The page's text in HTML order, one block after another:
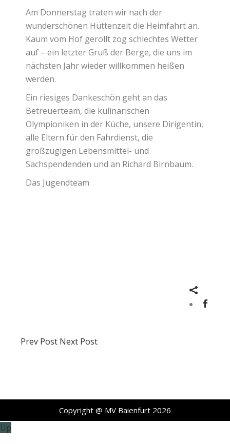
Am Donnerstag traten wir nach der
wunderschönen Hüttenzeit die Heimfahrt an.
Kaum vom Hof gerollt zog schlechtes Wetter
auf – ein letzter Gruß der Berge, die uns im
nächsten Jahr wieder willkommen heißen
werden.
Ein riesiges Dankeschön geht an das
Betreuerteam, die kulinarischen
Olympioniken in der Küche, unsere Dirigentin,
alle Eltern für den Fahrdienst, die
großzügigen Lebensmittel- und
Sachspendenden und an Richard Birnbaum.
Das Jugendteam
Prev Post Next Post
Copyright @ MV Baienfurt 2026
Up